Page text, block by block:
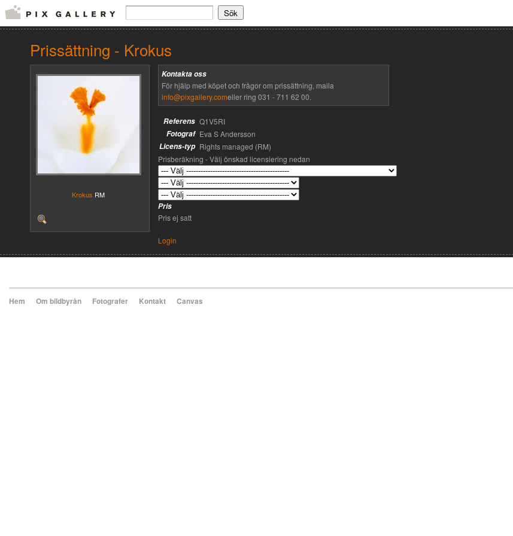
Prissättning - Krokus
Krokus RM
Kontakta oss
För hjälp med köpet och frågor om prissättning, maila
info@pixgallery.comeller ring 031 - 711 62 00.
Referens Q1V5RI
Fotograf Eva S Andersson
Licens-typ Rights managed (RM)
Prisberäkning - Välj önskad licensiering nedan
Pris
Pris ej satt
Login
Hem Om bildbyrån Fotografer Kontakt Canvas